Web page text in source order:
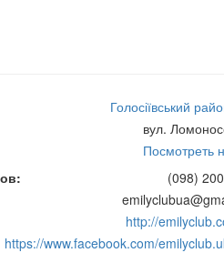
Голосіївський
вул.
Посмотреть
(098)
http://
https://www.facebook.com/